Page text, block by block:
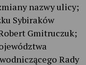
nazwy ulicy;
Sybiraków
Gmitruczuk;
Rady